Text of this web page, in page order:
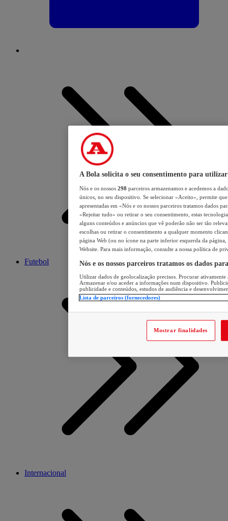
Futebol
Internacional
A Bola solicita o seu consentimento para utilizar
Nós e os nossos 298 parceiros armazenamos e acedemos a
únicos, no seu dispositivo. Se selecionar «Aceito», permite
apresentadas em «Nós e os nossos parceiros tratamos dados
«Rejeitar tudo» ou retirar o seu consentimento, estas
alguns conteúdos e anúncios que vê poderão não ser tão
escolhas ou retirar o consentimento a qualquer momento
página Web (ou no ícone na parte inferior esquerda da página,
Website. Para mais informação, consulte a nossa política de
Nós e os nossos parceiros tratamos os dados
Utilizar dados de geolocalização precisos. Procurar
Armazenar e/ou aceder a informações num dispositivo.
publicidade e conteúdos, estudos de audiência e
Lista de parceiros (fornecedores)
Mostrar finalidades